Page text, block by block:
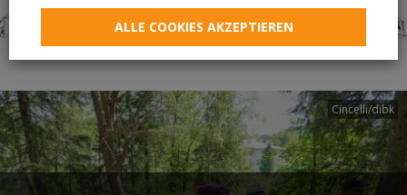
Cincelli/dibk
ALLE COOKIES AKZEPTIEREN